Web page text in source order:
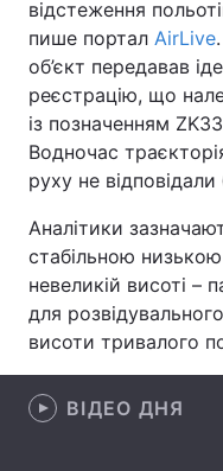
Цікавинки
Екологія
Лонгріди
Відео з Youtube
Інтерв'ю
Архів
Контакти
Послуги
відстеження
пише портал AirLive
об’єкт передавав
реєстрацію, що
із позначенням
Водночас
руху не
Аналітики
стабільною
невеликій висоті –
для
висоти тривалого
ВІДЕО ДНЯ